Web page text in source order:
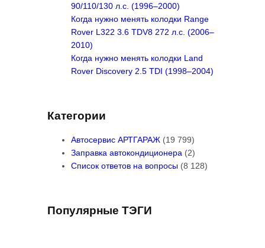
90/110/130 л.с. (1996–2000)
Когда нужно менять колодки Range
Rover L322 3.6 TDV8 272 л.с. (2006–
2010)
Когда нужно менять колодки Land
Rover Discovery 2.5 TDI (1998–2004)
Категории
Автосервис АРТГАРАЖ (19 799)
Заправка автокондиционера (2)
Список ответов на вопросы (8 128)
Популярные ТЭГИ